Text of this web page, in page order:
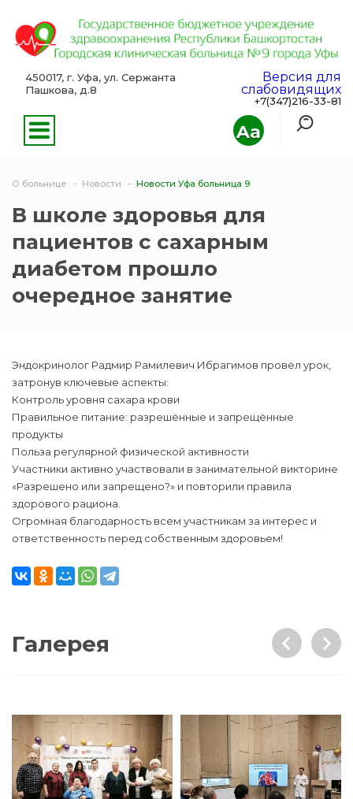
Aa
450017, г. Уфа, ул. Сержанта
Пашкова, д.8
Версия для
слабовидящих
+7(347)216-33-81
О больнице Новости Новости Уфа больница 9
В школе здоровья для
пациентов с сахарным
диабетом прошло
очередное занятие
Эндокринолог Радмир Рамилевич Ибрагимов провёл урок,
затронув ключевые аспекты:
Контроль уровня сахара крови
Правильное питание: разрешённые и запрещённые
продукты
Польза регулярной физической активности
Участники активно участвовали в занимательной викторине
«Разрешено или запрещено?» и повторили правила
здорового рациона.
Огромная благодарность всем участникам за интерес и
ответственность перед собственным здоровьем!
Галерея